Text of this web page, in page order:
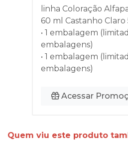
linha Coloração
60 ml Castanho Claro
• 1 embalagem
embalagens)
• 1 embalagem
embalagens)
Acessar
Quem viu este produto